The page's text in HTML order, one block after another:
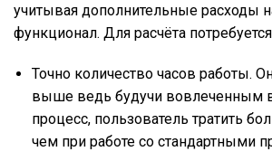
учитывая дополнительные расходы
функционал. Для расчёта
Точно количество часов работы.
выше ведь будучи вовлеченным
процесс, пользователь тратить
чем при работе со стандартными